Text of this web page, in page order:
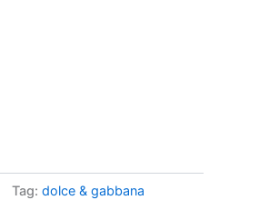
Tag: dolce & gabbana